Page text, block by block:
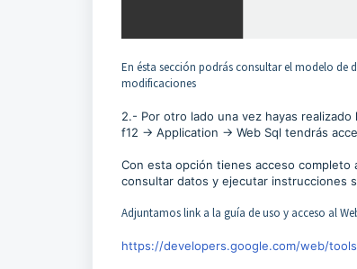
En ésta sección podrás consultar el modelo de
modificaciones
2.- Por otro lado una vez hayas
f12 -> Application -> Web Sql tendrás
Con esta opción tienes acceso completo
consultar datos y ejecutar instrucciones
Adjuntamos link a la guía de uso y acceso al
https://developers.google.com/web/